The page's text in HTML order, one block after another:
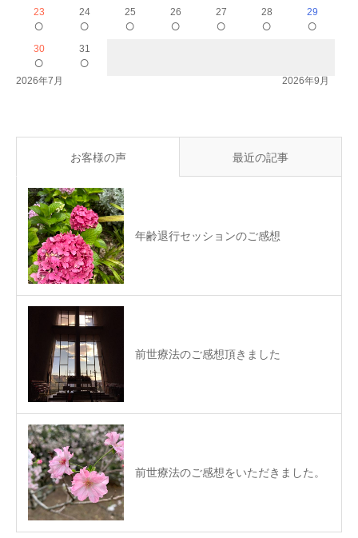
23
○
24
○
25
○
26
○
27
○
28
○
29
○
30
○
31
○
2026年7月 2026年9月
お客様の声 最近の記事
年齢退行セッションのご感想
前世療法のご感想頂きました
前世療法のご感想をいただきました。